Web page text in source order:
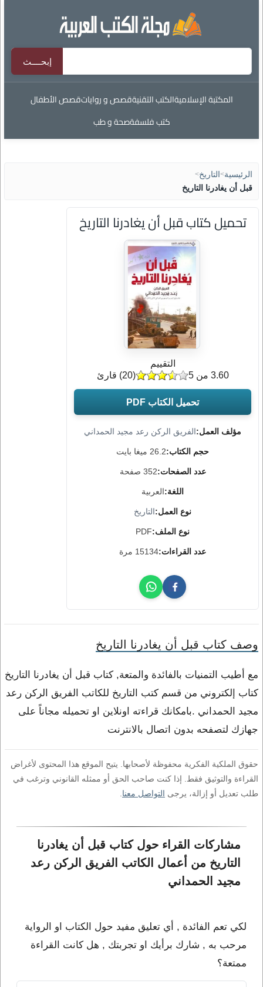
المكتبة الإسلاميةالكتب التقنيةقصص و رواياتقصص الأطفال
كتب فلسفةصحة و طب
الرئيسية> التاريخ>
قبل أن يغادرنا التاريخ
تحميل كتاب قبل أن يغادرنا التاريخ
مؤلف العمل:الفريق الركن رعد مجيد الحمداني
حجم الكتاب:26.2 ميغا بايت
عدد الصفحات:352 صفحة
اللغة:العربية
نوع العمل:التاريخ
نوع الملف:PDF
عدد القراءات:15134 مرة
التقييم
(
20) قارئ 3.60 من 5
تحميل الكتاب PDF
وصف كتاب قبل أن يغادرنا التاريخ
مع أطيب التمنيات بالفائدة والمتعة, كتاب قبل أن يغادرنا التاريخ
كتاب إلكتروني من قسم كتب التاريخ للكاتب الفريق الركن رعد
مجيد الحمداني .بامكانك قراءته اونلاين او تحميله مجاناً على
جهازك لتصفحه بدون اتصال بالانترنت
حقوق الملكية الفكرية محفوظة لأصحابها. يتيح الموقع هذا المحتوى لأغراض
القراءة والتوثيق فقط. إذا كنت صاحب الحق أو ممثله القانوني وترغب في
طلب تعديل أو إزالة، يرجى التواصل معنا
مشاركات القراء حول كتاب قبل أن يغادرنا
التاريخ من أعمال الكاتب الفريق الركن رعد
مجيد الحمداني
لكي تعم الفائدة , أي تعليق مفيد حول الكتاب او الرواية
مرحب به , شارك برأيك او تجربتك , هل كانت القراءة
ممتعة؟